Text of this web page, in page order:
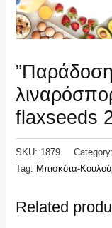
flaxseeds
SKU: 1879
Tag: Μπισκότα-
Related